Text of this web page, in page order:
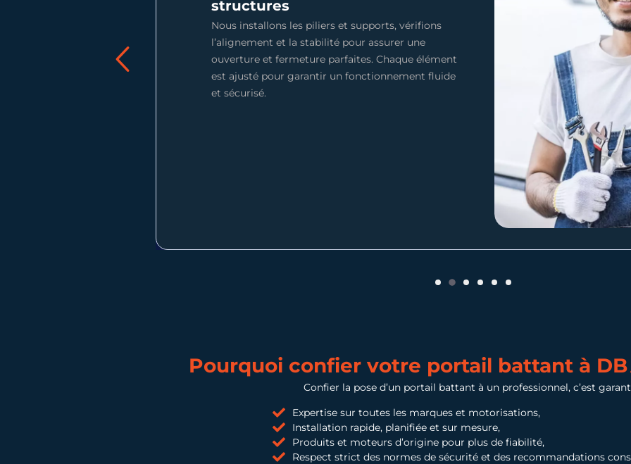
structures
Nous installons les piliers et supports, vérifions
l’alignement et la stabilité pour assurer une
ouverture et fermeture parfaites. Chaque élément
est ajusté pour garantir un fonctionnement fluide
et sécurisé.
Pourquoi confier votre portail battant à DB
Confier la pose d’un portail battant à un professionnel, c’est
Expertise sur toutes les marques et motorisations,
Installation rapide, planifiée et sur mesure,
Produits et moteurs d’origine pour plus de fiabilité,
Respect strict des normes de sécurité et des recommandations